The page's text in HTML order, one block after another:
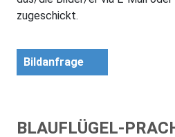
zugeschickt.
Bildanfrage
BLAUFLÜGEL-